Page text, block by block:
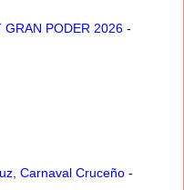
GRAN PODER 2026 -
Carnaval Cruceño -